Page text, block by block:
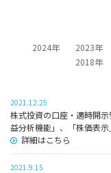
2024年 2023年
2018年
2021.12.25
株式投資の口座・適時開
益分析機能」、「株価表示
詳細はこちら
2021.9.15